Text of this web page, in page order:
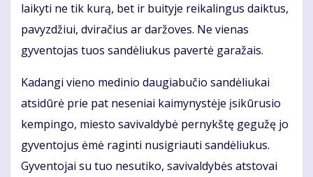
laikyti ne tik kurą, bet ir buityje reikalingus daiktus,
pavyzdžiui, dviračius ar daržoves. Ne vienas
gyventojas tuos sandėliukus pavertė garažais.
Kadangi vieno medinio daugiabučio sandėliukai
atsidūrė prie pat neseniai kaimynystėje įsikūrusio
kempingo, miesto savivaldybė pernykštę gegužę jo
gyventojus ėmė raginti nusigriauti sandėliukus.
Gyventojai su tuo nesutiko, savivaldybės atstovai